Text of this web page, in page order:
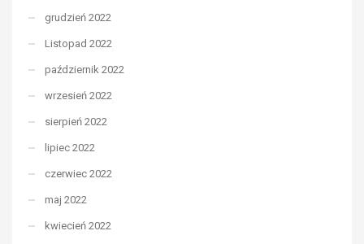
grudzień 2022
Listopad 2022
październik 2022
wrzesień 2022
sierpień 2022
lipiec 2022
czerwiec 2022
maj 2022
kwiecień 2022